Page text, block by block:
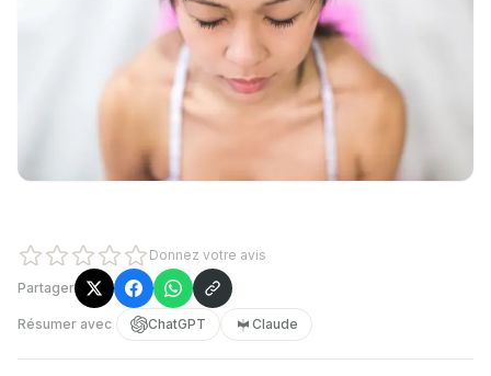
Donnez votre avis
Partager
Résumer avec ChatGPT Claude